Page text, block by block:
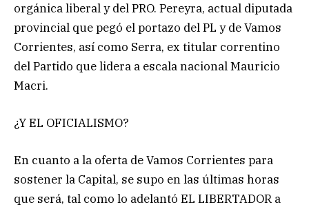
orgánica liberal y del PRO. Pereyra, actual diputada
provincial que pegó el portazo del PL y de Vamos
Corrientes, así como Serra, ex titular correntino
del Partido que lidera a escala nacional Mauricio
Macri.
¿Y EL OFICIALISMO?
En cuanto a la oferta de Vamos Corrientes para
sostener la Capital, se supo en las últimas horas
que será, tal como lo adelantó EL LIBERTADOR a